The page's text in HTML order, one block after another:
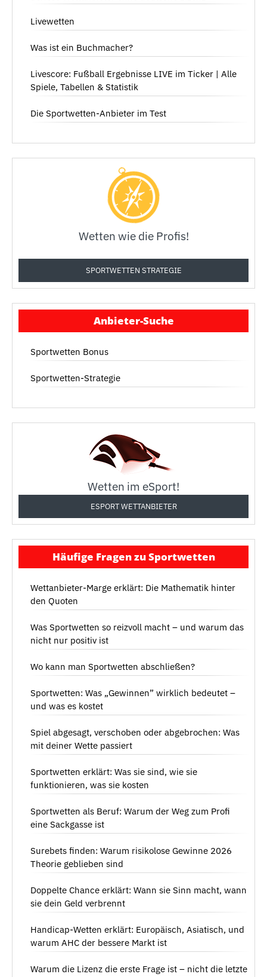
Livewetten
Was ist ein Buchmacher?
Livescore: Fußball Ergebnisse LIVE im Ticker | Alle
Spiele, Tabellen & Statistik
Die Sportwetten-Anbieter im Test
Wetten wie die Profis!
SPORTWETTEN STRATEGIE
Anbieter-Suche
Sportwetten Bonus
Sportwetten-Strategie
Wetten im eSport!
ESPORT WETTANBIETER
Häufige Fragen zu Sportwetten
Wettanbieter-Marge erklärt: Die Mathematik hinter
den Quoten
Was Sportwetten so reizvoll macht – und warum das
nicht nur positiv ist
Wo kann man Sportwetten abschließen?
Sportwetten: Was „Gewinnen” wirklich bedeutet –
und was es kostet
Spiel abgesagt, verschoben oder abgebrochen: Was
mit deiner Wette passiert
Sportwetten erklärt: Was sie sind, wie sie
funktionieren, was sie kosten
Sportwetten als Beruf: Warum der Weg zum Profi
eine Sackgasse ist
Surebets finden: Warum risikolose Gewinne 2026
Theorie geblieben sind
Doppelte Chance erklärt: Wann sie Sinn macht, wann
sie dein Geld verbrennt
Handicap-Wetten erklärt: Europäisch, Asiatisch, und
warum AHC der bessere Markt ist
Warum die Lizenz die erste Frage ist – nicht die letzte